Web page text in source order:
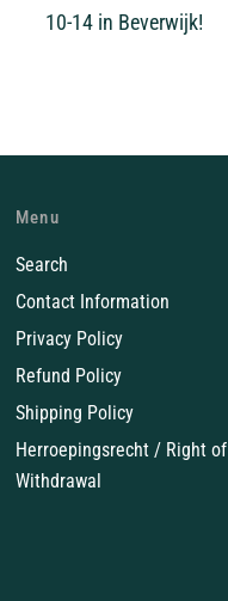
10-14 in Beverwijk!
Menu
Search
Contact Information
Privacy Policy
Refund Policy
Shipping Policy
Herroepingsrecht / Right of
Withdrawal